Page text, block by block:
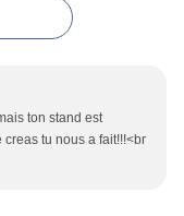
ton stand est
tu nous a fait!!!<br